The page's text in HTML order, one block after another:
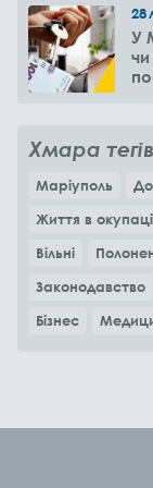
28
У
Хмара тегів
Маріуполь
Життя в
Вільні
Законодавство
Бізнес